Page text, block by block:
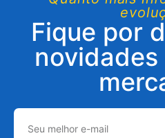
Fique por